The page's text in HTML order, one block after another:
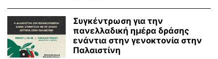
Συγκέντρωση για την
πανελλαδική ημέρα δράσης
ενάντια στην γενοκτονία στην
Παλαιστίνη